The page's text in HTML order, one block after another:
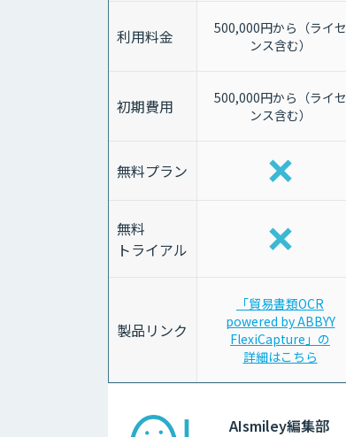
利用料金
500,000円から（ライセ
ンス含む）
初期費用
500,000円から（ライセ
ンス含む）
無料プラン
無料
トライアル
製品リンク
「貿易書類OCR
powered by ABBYY
FlexiCapture」の
詳細はこちら
AIsmiley編集部